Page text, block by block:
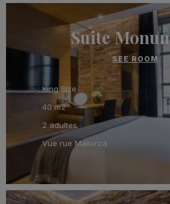
Suite
SEE ROOM
King Size
40 m2
2 adultes
Vue rue Mallorca